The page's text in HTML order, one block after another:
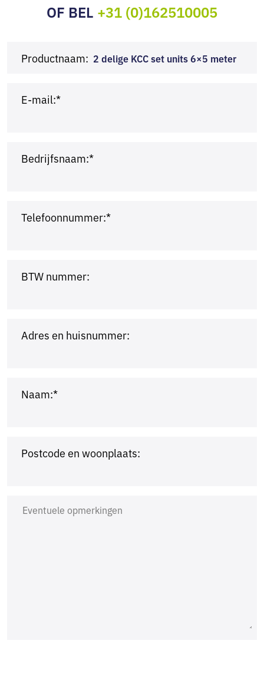
OF BEL +31 (0)162510005
Productnaam: 2 delige KCC set units 6×5 meter
E-mail:*
Bedrijfsnaam:*
Telefoonnummer:*
BTW nummer:
Adres en huisnummer:
Naam:*
Postcode en woonplaats: